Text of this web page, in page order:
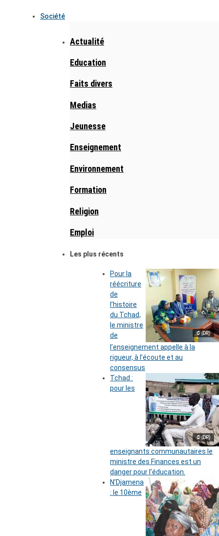
Société
Actualité
Education
Faits divers
Medias
Jeunesse
Enseignement
Environnement
Formation
Religion
Emploi
Les plus récents
© (DR)
Pour la
réécriture
de
l’histoire
du Tchad,
le ministre
de
l’enseignement appelle à la
rigueur, à l’écoute et au
consensus
© (DR)
Tchad :
pour les
enseignants communautaires le
ministre des Finances est un
danger pour l’éducation.
N’Djamena
: le 10ème